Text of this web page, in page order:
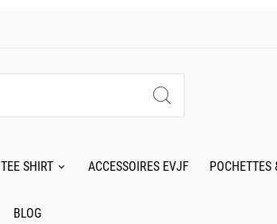
TEE SHIRT ACCESSOIRES EVJF POCHETTES
BLOG